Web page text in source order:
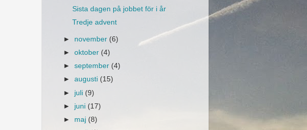
Sista dagen på jobbet för i år
Tredje advent
► november (6)
►oktober (4)
►september (4)
►augusti (15)
► juli (9)
► juni (17)
► maj (8)